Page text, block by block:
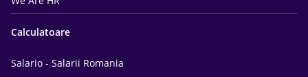
Calculatoare
Salario - Salarii Romania